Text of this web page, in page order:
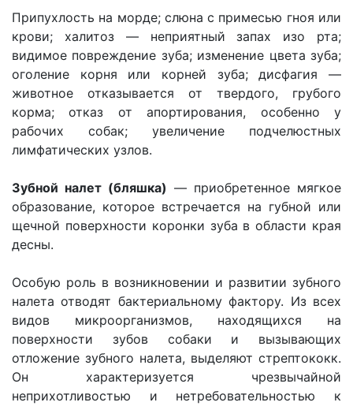
Припухлость на морде; слюна с примесью гноя или
крови; халитоз — неприятный запах изо рта;
видимое повреждение зуба; изменение цвета зуба;
оголение корня или корней зуба; дисфагия —
животное отказывается от твердого, грубого
корма; отказ от апортирования, особенно у
рабочих собак; увеличение подчелюстных
лимфатических узлов.
Зубной налет (бляшка) — приобретенное мягкое
образование, которое встречается на губной или
щечной поверхности коронки зуба в области края
десны.
Особую роль в возникновении и развитии зубного
налета отводят бактериальному фактору. Из всех
видов микроорганизмов, находящихся на
поверхности зубов собаки и вызывающих
отложение зубного налета, выделяют стрептококк.
Он характеризуется чрезвычайной
неприхотливостью и нетребовательностью к